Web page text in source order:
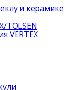
и керамике
TOLSEN
VERTEX